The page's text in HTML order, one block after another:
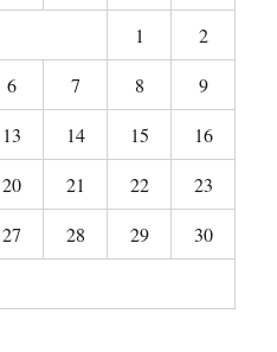
1
2
6 7 8
9
13 14 15
16
20 21 22
23
27 28 29
30